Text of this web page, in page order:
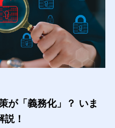
が「義務化」？ いま
！